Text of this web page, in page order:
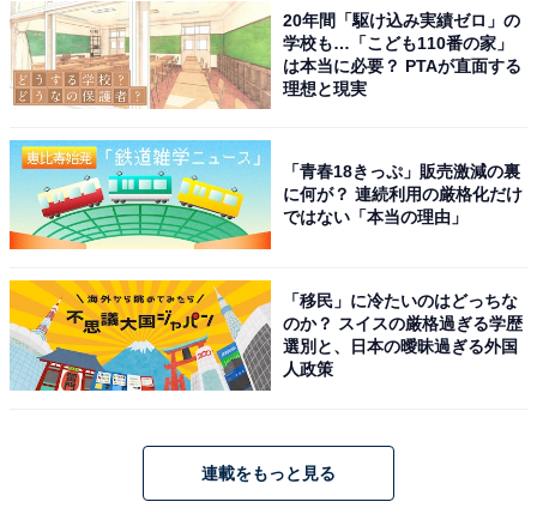
遠方からでも行きたいと思う「神奈川県の道の
駅」ランキング！ 2位「足柄・金太郎のふるさ
20年間「駆け込み実績ゼロ」の
学校も…「こども110番の家」
は本当に必要？ PTAが直面する
理想と現実
「青春18きっぷ」販売激減の裏
に何が？ 連続利用の厳格化だけ
ではない「本当の理由」
「移民」に冷たいのはどっちな
のか？ スイスの厳格過ぎる学歴
選別と、日本の曖昧過ぎる外国
人政策
連載をもっと見る